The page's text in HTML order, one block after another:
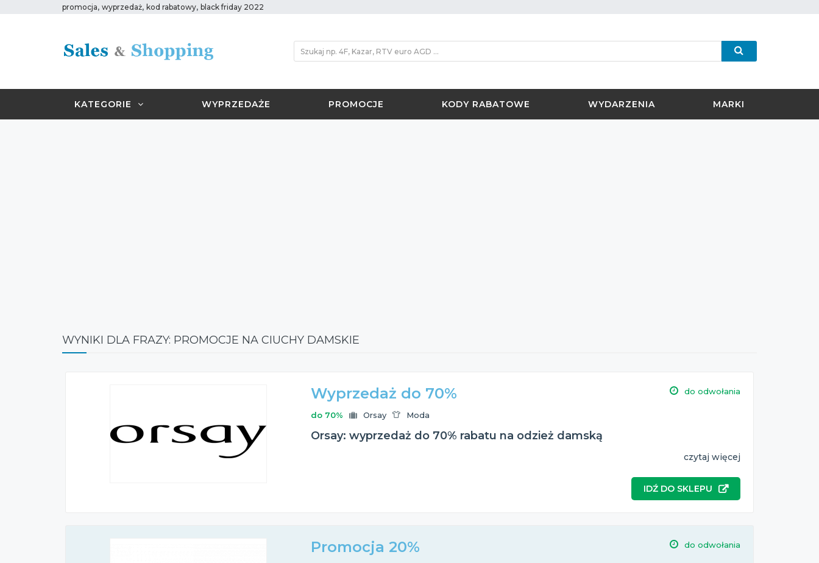
promocja, wyprzedaż, kod rabatowy, black friday 2022
KATEGORIE WYPRZEDAŻE PROMOCJE KODY RABATOWE WYDARZENIA MARKI
WYNIKI DLA FRAZY: PROMOCJE NA CIUCHY DAMSKIE
Wyprzedaż do 70% do odwołania
do 70% Orsay Moda
Orsay: wyprzedaż do 70% rabatu na odzież damską
czytaj więcej
IDŹ DO SKLEPU
Promocja 20% do odwołania